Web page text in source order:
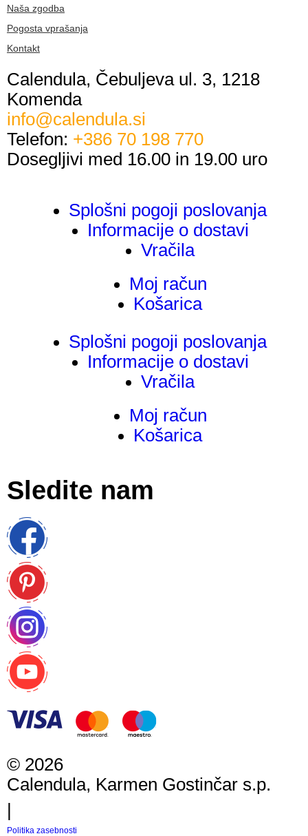
Naša zgodba
Pogosta vprašanja
Kontakt
Calendula, Čebuljeva ul. 3, 1218
Komenda
info@calendula.si
Telefon: +386 70 198 770
Dosegljivi med 16.00 in 19.00 uro
Splošni pogoji poslovanja
Informacije o dostavi
Vračila
Moj račun
Košarica
Splošni pogoji poslovanja
Informacije o dostavi
Vračila
Moj račun
Košarica
Sledite nam
© 2026
Calendula, Karmen Gostinčar s.p.
|
Politika zasebnosti